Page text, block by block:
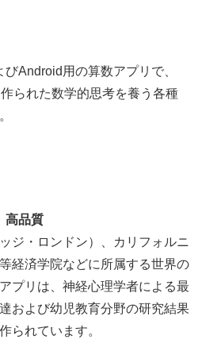
Android用の算数アプリで、
られた数学的思考を養う各種
高品質
ジ・ロンドン）、カリフォルニ
経済学院などに所属する世界の
プリは、神経心理学者による最
および幼児教育分野の研究結果
られています。